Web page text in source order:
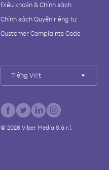
Điều khoản & Chính sách
Chính sách Quyền riêng tư
Customer Complaints Code
Tiếng Việt
© 2026Viber Media S.à r.l.